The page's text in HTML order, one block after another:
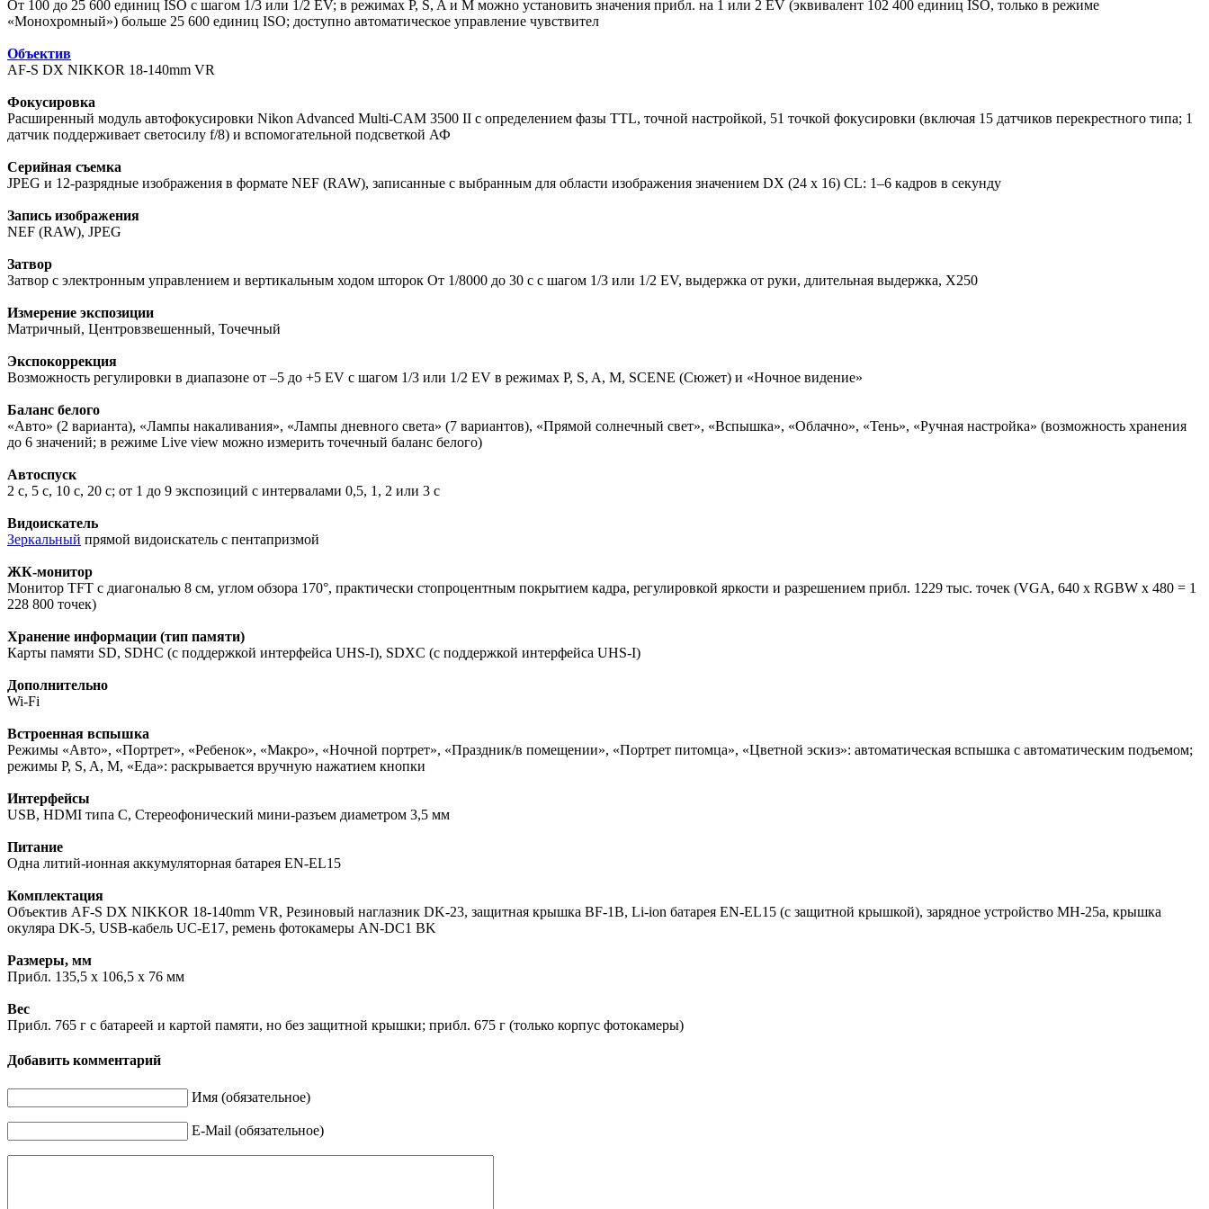
От 100 до 25 600 единиц ISO с шагом 1/3 или 1/2 EV; в режимах P, S, A и M можно установить значения прибл. на 1 или 2 EV (эквивалент 102 400 единиц ISO, только в режиме
«Монохромный») больше 25 600 единиц ISO; доступно автоматическое управление чувствител
Объектив
AF-S DX NIKKOR 18-140mm VR
Фокусировка
Расширенный модуль автофокусировки Nikon Advanced Multi-CAM 3500 II с определением фазы TTL, точной настройкой, 51 точкой фокусировки (включая 15 датчиков перекрестного типа; 1
датчик поддерживает светосилу f/8) и вспомогательной подсветкой АФ
Серийная съемка
JPEG и 12-разрядные изображения в формате NEF (RAW), записанные с выбранным для области изображения значением DX (24 x 16) CL: 1–6 кадров в секунду
Запись изображения
NEF (RAW), JPEG
Затвор
Затвор с электронным управлением и вертикальным ходом шторок От 1/8000 до 30 с с шагом 1/3 или 1/2 EV, выдержка от руки, длительная выдержка, X250
Измерение экспозиции
Матричный, Центровзвешенный, Точечный
Экспокоррекция
Возможность регулировки в диапазоне от –5 до +5 EV с шагом 1/3 или 1/2 EV в режимах P, S, A, M, SCENE (Сюжет) и «Ночное видение»
Баланс белого
«Авто» (2 варианта), «Лампы накаливания», «Лампы дневного света» (7 вариантов), «Прямой солнечный свет», «Вспышка», «Облачно», «Тень», «Ручная настройка» (возможность хранения
до 6 значений; в режиме Live view можно измерить точечный баланс белого)
Автоспуск
2 с, 5 с, 10 с, 20 с; от 1 до 9 экспозиций с интервалами 0,5, 1, 2 или 3 с
Видоискатель
Зеркальный прямой видоискатель с пентапризмой
ЖК-монитор
Монитор TFT с диагональю 8 см, углом обзора 170°, практически стопроцентным покрытием кадра, регулировкой яркости и разрешением прибл. 1229 тыс. точек (VGA, 640 x RGBW x 480 = 1
228 800 точек)
Хранение информации (тип памяти)
Карты памяти SD, SDHC (с поддержкой интерфейса UHS-I), SDXC (с поддержкой интерфейса UHS-I)
Дополнительно
Wi-Fi
Встроенная вспышка
Режимы «Авто», «Портрет», «Ребенок», «Макро», «Ночной портрет», «Праздник/в помещении», «Портрет питомца», «Цветной эскиз»: автоматическая вспышка с автоматическим подъемом;
режимы P, S, A, M, «Еда»: раскрывается вручную нажатием кнопки
Интерфейсы
USB, HDMI типа C, Стереофонический мини-разъем диаметром 3,5 мм
Питание
Одна литий-ионная аккумуляторная батарея EN-EL15
Комплектация
Объектив AF-S DX NIKKOR 18-140mm VR, Резиновый наглазник DK-23, защитная крышка BF-1B, Li-ion батарея EN-EL15 (с защитной крышкой), зарядное устройство MH-25a, крышка
окуляра DK-5, USB-кабель UC-E17, ремень фотокамеры AN-DC1 BK
Размеры, мм
Прибл. 135,5 x 106,5 x 76 мм
Вес
Прибл. 765 г с батареей и картой памяти, но без защитной крышки; прибл. 675 г (только корпус фотокамеры)
Добавить комментарий
Имя (обязательное)
E-Mail (обязательное)